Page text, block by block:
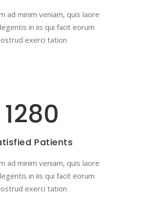
ad minim veniam, quis laore
in iis qui facit eorum
exerci tation
1280
Patients
ad minim veniam, quis laore
in iis qui facit eorum
exerci tation